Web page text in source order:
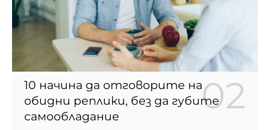
10 начина да отговорите на
обидни реплики, без да губите
самообладание